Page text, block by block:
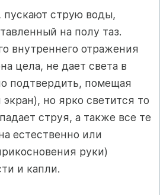
пускают струю воды,
на полу таз.
внутреннего отражения
цела, не дает света в
подтвердить, помещая
но ярко светится то
струя, а также все те
естественно или
руки)
и капли.